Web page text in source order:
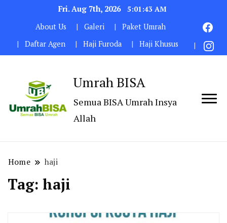
Fri. Aug 7th, 2026
5:01:43 AM
About Us
Galeri
Paket Umrah
Daftar Agen
Haji Furoda Haji Khusus
Umrah BISA
Semua BISA Umrah Insya
Allah
Home haji
Tag: haji